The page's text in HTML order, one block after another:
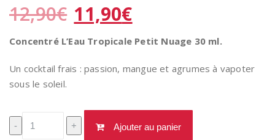
12,90€ Le
prix
initial
12,90€.
11,90€
actuel
11,90€.
Concentré L’Eau Tropicale Petit Nuage 30 ml.
Un cocktail frais : passion, mangue et agrumes à vapoter
sous le soleil.
-
quantité
de
+ Ajouter au panier